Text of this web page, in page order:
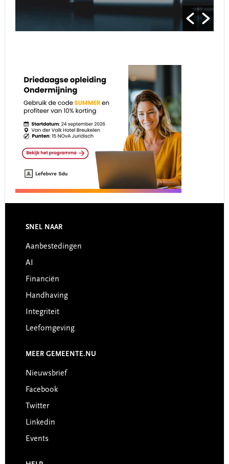
Footer
SNEL NAAR
Aanbestedingen
AI
Financiën
Handhaving
Integriteit
Leefomgeving
MEER GEMEENTE.NU
Nieuwsbrief
Facebook
Twitter
Linkedin
Events